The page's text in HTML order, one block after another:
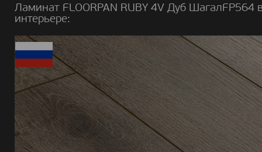
Ламинат FLOORPAN RUBY 4V Дуб ШагалFP564
интерьере: